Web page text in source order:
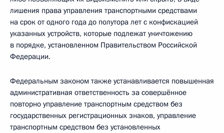
лишения права управления транспортными средствами
на срок от одного года до полутора лет с конфискацией
указанных устройств, которые подлежат уничтожению
в порядке, установленном Правительством Российской
Федерации.
Федеральным законом также устанавливается повышенная
административная ответственность за совершённое
повторно управление транспортным средством без
государственных регистрационных знаков, управление
транспортным средством без установленных